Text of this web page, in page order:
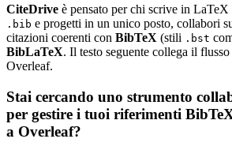
CiteDrive è pensato per chi scrive in LaTeX
.bib e progetti in un unico posto, collabori
citazioni coerenti con BibTeX (stili .bst
BibLaTeX. Il testo seguente collega il
Overleaf.
Stai cercando uno strumento
per gestire i tuoi riferimenti
a Overleaf?